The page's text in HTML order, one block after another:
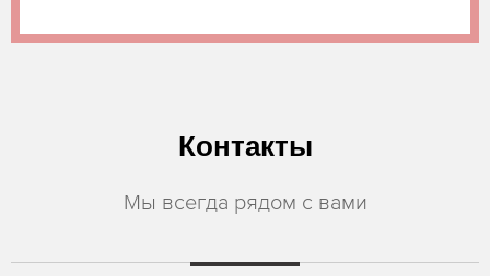
Контакты
Мы всегда рядом с вами